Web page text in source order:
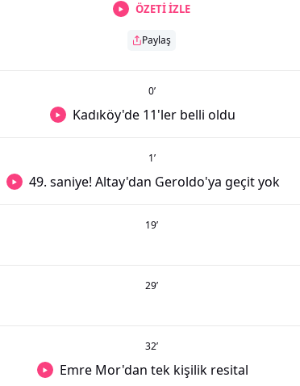
ÖZETİ İZLE
Paylaş
0’
Kadıköy'de 11'ler belli oldu
1’
49. saniye! Altay'dan Geroldo'ya geçit yok
19’
29’
32’
Emre Mor'dan tek kişilik resital